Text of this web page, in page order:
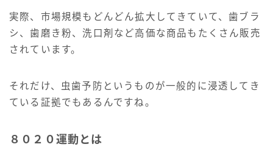
実際、市場規模もどんどん拡大してきていて、歯ブラ
シ、歯磨き粉、洗口剤など高価な商品もたくさん販売
されています。
それだけ、虫歯予防というものが一般的に浸透してき
ている証拠でもあるんですね。
８０２０運動とは